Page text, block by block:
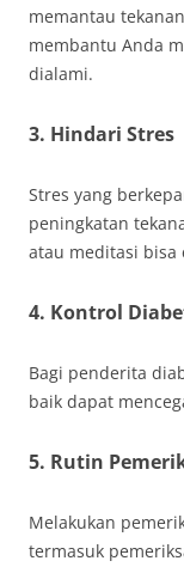
memantau
membantu Anda
dialami.
3. Hindari Stres
Stres yang
peningkatan
atau meditasi bisa
4. Kontrol
Bagi penderita
baik dapat
5. Rutin
Melakukan
termasuk